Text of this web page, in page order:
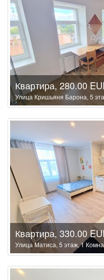
Квартира, 280.00
Улица Кришьяня Барона, 5
Квартира, 330.00
Улица Матиса, 5 этаж, 1